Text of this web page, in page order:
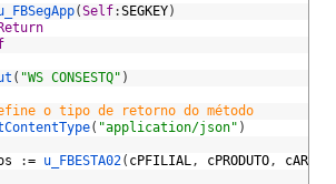
(Self:SEGKEY)
( "WS CONSESTQ" )
o tipo de retorno do método
( "application/json" )
:= u_FBESTA02( cPFILIAL , cPRODUTO ,